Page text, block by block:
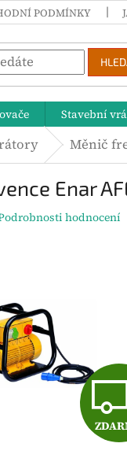
PODMÍNKY
Stavební
Měnič
Enar
hodnocení